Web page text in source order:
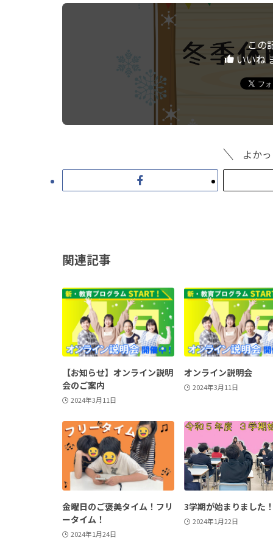
この
いいね
よか
関連記事
【お知らせ】オンライン説明
会のご案内
2024年3月11日
オンライン説明会
2024年3月11日
金曜日のご褒美タイム！フリ
ータイム！
2024年1月24日
3学期が始まりました
2024年1月22日